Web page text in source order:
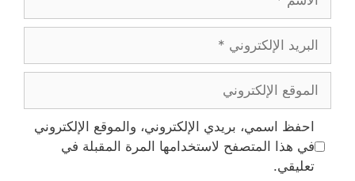
البريد
الإلكتروني
الموقع
الإلكتروني
احفظ اسمي، بريدي الإلكتروني، والموقع الإلكتروني
في هذا المتصفح لاستخدامها المرة المقبلة في
تعليقي.